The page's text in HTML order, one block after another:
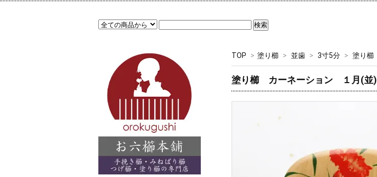
TOP > 塗り櫛 > 並歯 > 3寸5分 > 塗り櫛
塗り櫛 カーネーション １月(並)